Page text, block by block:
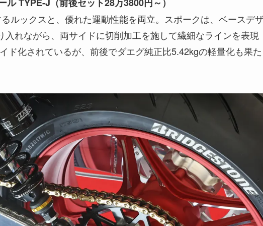
ルックスと、優れた運動性能を両立。スポークは、ベースデ
入れながら、両サイドに切削加工を施して繊細なラインを表現
化されているが、前後でダエグ純正比5.42kgの軽量化も果た